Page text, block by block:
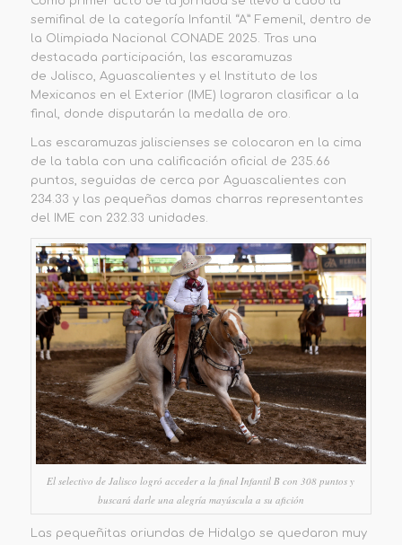
semifinal de la categoría Infantil “A” Femenil, dentro de
la Olimpiada Nacional CONADE 2025. Tras una
destacada participación, las escaramuzas
de Jalisco, Aguascalientes y el Instituto de los
Mexicanos en el Exterior (IME) lograron clasificar a la
final, donde disputarán la medalla de oro.
Las escaramuzas jaliscienses se colocaron en la cima
de la tabla con una calificación oficial de 235.66
puntos, seguidas de cerca por Aguascalientes con
234.33 y las pequeñas damas charras representantes
del IME con 232.33 unidades.
El selectivo de Jalisco logró acceder a la final Infantil B con 308 puntos y
buscará darle una alegría mayúscula a su afición
Las pequeñitas oriundas de Hidalgo se quedaron muy